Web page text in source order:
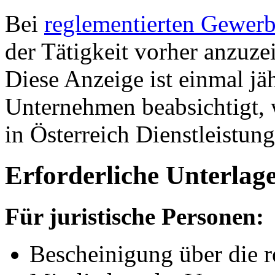
Bei reglementierten
der Tätigkeit vorher
Diese Anzeige ist einmal
Unternehmen beabsichtigt,
in Österreich
Erforderliche
Für juristische Personen:
Bescheinigung über die